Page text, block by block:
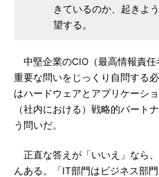
きているのか、起きよ
望する。
中堅企業のCIO（最高情報責任
重要な問いをじっくり自問する
はハードウェアとアプリケーシ
（社内における）戦略的パート
う問いだ。
正直な答えが「いいえ」なら
んある。「IT部門はビジネス部